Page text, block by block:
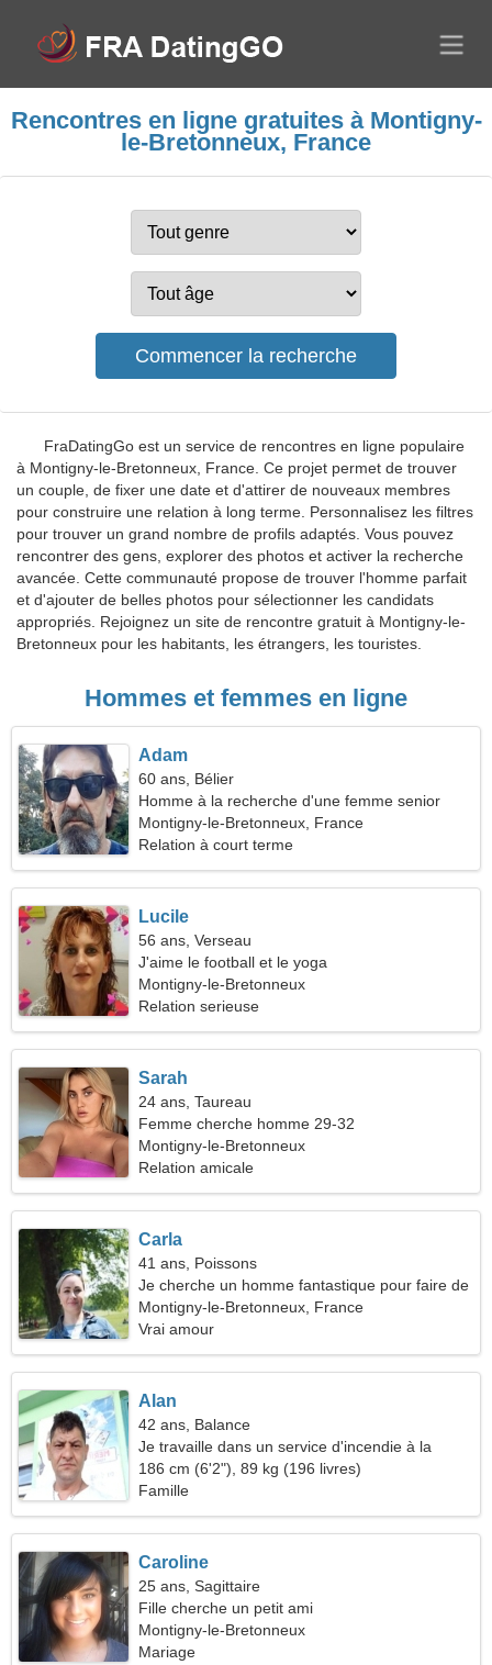
Rencontres en ligne gratuites à Montigny-
le-Bretonneux, France
FraDatingGo est un service de rencontres en ligne populaire
à Montigny-le-Bretonneux, France. Ce projet permet de trouver
un couple, de fixer une date et d'attirer de nouveaux membres
pour construire une relation à long terme. Personnalisez les filtres
pour trouver un grand nombre de profils adaptés. Vous pouvez
rencontrer des gens, explorer des photos et activer la recherche
avancée. Cette communauté propose de trouver l'homme parfait
et d'ajouter de belles photos pour sélectionner les candidats
appropriés. Rejoignez un site de rencontre gratuit à Montigny-le-
Bretonneux pour les habitants, les étrangers, les touristes.
Hommes et femmes en ligne
Adam
60 ans, Bélier
Homme à la recherche d'une femme senior
Montigny-le-Bretonneux, France
Relation à court terme
Lucile
56 ans, Verseau
J'aime le football et le yoga
Montigny-le-Bretonneux
Relation serieuse
Sarah
24 ans, Taureau
Femme cherche homme 29-32
Montigny-le-Bretonneux
Relation amicale
Carla
41 ans, Poissons
Je cherche un homme fantastique pour faire de
la randonnée ensemble
Montigny-le-Bretonneux, France
Vrai amour
Alan
42 ans, Balance
Je travaille dans un service d'incendie à la
recherche d'une belle femme
186 cm (6'2"), 89 kg (196 livres)
Famille
Caroline
25 ans, Sagittaire
Fille cherche un petit ami
Montigny-le-Bretonneux
Mariage